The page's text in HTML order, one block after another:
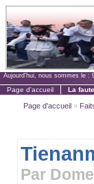
Aujourd'hui, nous sommes le :
Page d'accueil La
Page d'accueil »
Par